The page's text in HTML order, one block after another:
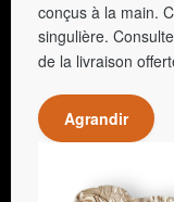
conçus à la main.
singulière.
de la livraison
Agrandir